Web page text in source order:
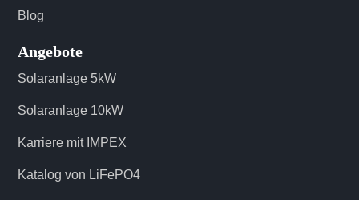
Blog
Angebote
Solaranlage 5kW
Solaranlage 10kW
Karriere mit IMPEX
Katalog von LiFePO4